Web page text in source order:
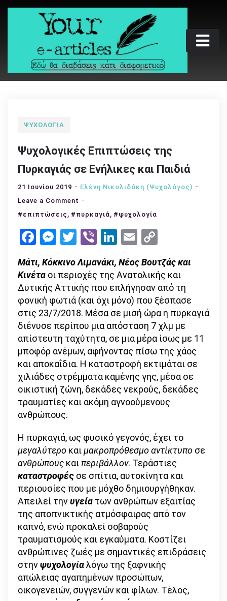
Skip
Your e-articles
Εδώ θα διαβάσεις κάτι διαφορετικό
ΨΥΧΟΛΟΓΊΑ
Ψυχολογικές Επιπτώσεις της
Πυρκαγιάς σε Ενήλικες και Παιδιά
21 Ιουνίου 2019
Ελένη Νικολιδάκη (Ψυχολόγος)
Leave a Comment on
Ψυχολογικές
της
σε
Ενήλικες
και
Παιδιά
#επιπτώσεις , #πυρκαγιά, #ψυχολογία
Facebook
Messenger
Twitter
ViberLinkedIn
Email
Link
Μάτι, Κόκκινο Λιμανάκι, Νέος Βουτζάς και
Κινέτα οι περιοχές της Ανατολικής και
Δυτικής Αττικής που επλήγησαν από τη
φονική φωτιά (και όχι μόνο) που ξέσπασε
στις 23/7/2018. Μέσα σε μισή ώρα η πυρκαγιά
διένυσε περίπου μια απόσταση 7 χλμ με
απίστευτη ταχύτητα, σε μια μέρα ίσως με 11
μποφόρ ανέμων, αφήνοντας πίσω της χάος
και αποκαΐδια. Η καταστροφή εκτιμάται σε
χιλιάδες στρέμματα καμένης γης, μέσα σε
οικιστική ζώνη, δεκάδες νεκρούς, δεκάδες
τραυματίες και ακόμη αγνοούμενους
ανθρώπους.
Η πυρκαγιά, ως φυσικό γεγονός, έχει το
μεγαλύτερο καιμακροπρόθεσμοαντίκτυπο σε
ανθρώπους και περιβάλλον. Τεράστιες
καταστροφές σε σπίτια, αυτοκίνητα και
περιουσίες που με μόχθο δημιουργήθηκαν.
Απειλεί τηνυγεία των ανθρώπων εξαιτίας
της αποπνικτικής ατμόσφαιρας από τον
καπνό, ενώ προκαλεί σοβαρούς
τραυματισμούς και εγκαύματα. Κοστίζει
ανθρώπινες ζωές με σημαντικές επιδράσεις
στηνψυχολογίαλόγω της ξαφνικής
απώλειας αγαπημένων προσώπων,
οικογενειών, συγγενών και φίλων. Τέλος,